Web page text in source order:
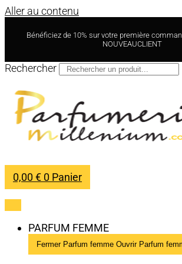
Aller au contenu
Bénéficiez de 10% sur votre première
NOUVEAUCLIENT
Rechercher
0,00€ 0 Panier
PARFUM FEMME
Fermer Parfum femme Ouvrir Parfum